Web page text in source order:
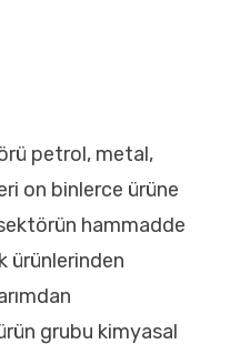
petrol, metal,
on binlerce ürüne
hammadde
ürünlerinden
grubu kimyasal